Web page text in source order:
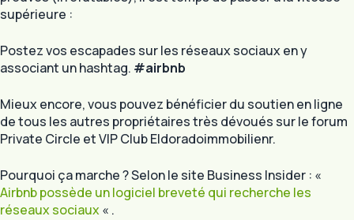
supérieure :
Postez vos escapades sur les réseaux sociaux en y
associant un hashtag. #airbnb
Mieux encore, vous pouvez bénéficier du soutien en ligne
de tous les autres propriétaires très dévoués sur le forum
Private Circle et VIP Club Eldoradoimmobilienr.
Pourquoi ça marche ? Selon le site Business Insider : «
Airbnb possède un logiciel breveté qui recherche les
réseaux sociaux« .